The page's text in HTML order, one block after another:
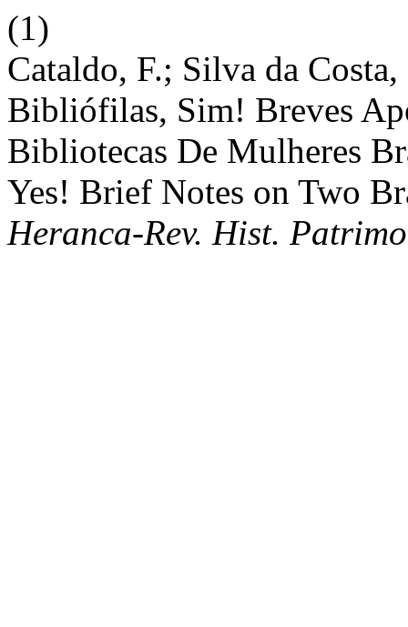
(1)
Cataldo, F.; Silva da
Bibliófilas, Sim! Breves
Bibliotecas De Mulheres
Yes! Brief Notes on Two
Heranca-Rev. Hist.